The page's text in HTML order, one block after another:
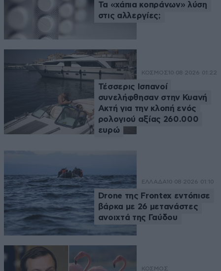
Τα «χάπια κοπράνων» λύση
στις αλλεργίες;
ΚΟΣΜΟΣ 10·08·2026 01:22
Τέσσερις Ισπανοί
συνελήφθησαν στην Κυανή
Ακτή για την κλοπή ενός
ρολογιού αξίας 260.000
ευρώ
ΕΛΛΑΔΑ 10·08·2026 01:10
Drone της Frontex εντόπισε
βάρκα με 26 μετανάστες
ανοιχτά της Γαύδου
ΚΟΣΜΟΣ